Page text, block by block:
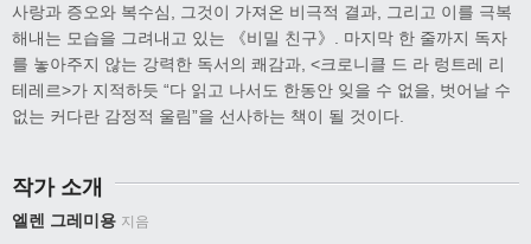
사랑과 증오와 복수심, 그것이 가져온 비극적 결과, 그리고 이를 극복
해내는 모습을 그려내고 있는 《비밀 친구》. 마지막 한 줄까지 독자
를 놓아주지 않는 강력한 독서의 쾌감과, <크로니클 드 라 렁트레 리
테레르>가 지적하듯 “다 읽고 나서도 한동안 잊을 수 없을, 벗어날 수
없는 커다란 감정적 울림”을 선사하는 책이 될 것이다.
작가 소개
엘렌 그레미용 지음